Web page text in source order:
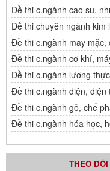
Đề thi c.ngành cao su,
Đề thi chuyên ngành kim
Đề thi c.ngành may mặc,
Đề thi c.ngành cơ khí,
Đề thi c.ngành lương thực
Đề thi c.ngành điện, điện
Đề thi c.ngành gỗ, chế
Đề thi c.ngành hóa học,
THEO